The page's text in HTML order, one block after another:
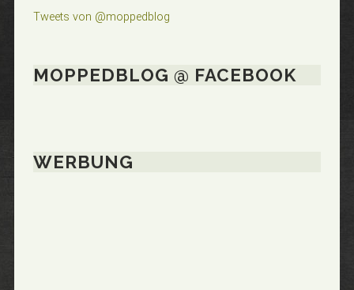
Tweets von @moppedblog
MOPPEDBLOG @ FACEBOOK
WERBUNG